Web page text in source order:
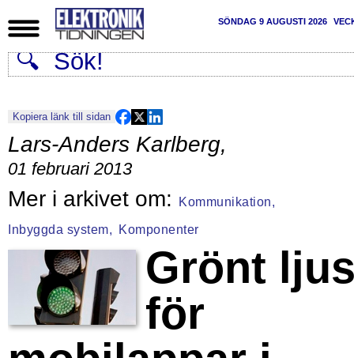
SÖNDAG 9 AUGUSTI 2026
Kopiera länk till sidan
Lars-Anders Karlberg,
01 februari 2013
Kommunikation,
Inbyggda system, Komponenter
Grönt
för